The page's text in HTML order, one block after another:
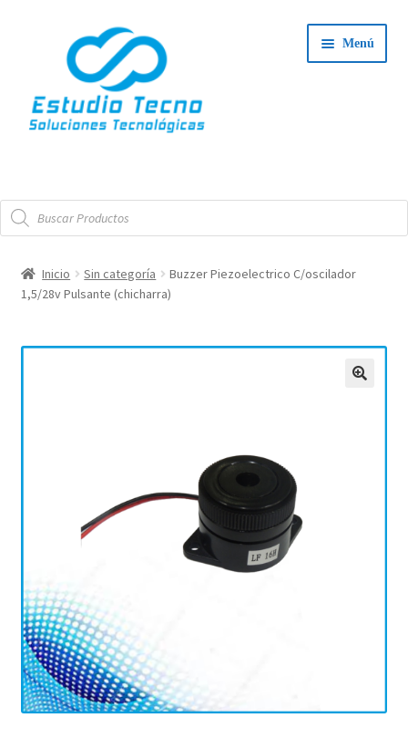
navegación
contenido
Menú
Tienda
Servicio Técnico
menú
hijo
Contacto
Búsqueda
de
productos
Inicio Sin categoría
Buzzer Piezoelectrico C/oscilador
1,5/28v Pulsante (chicharra)